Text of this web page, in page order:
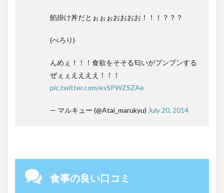
餡掛け丼だとぉぉぉおおおお！！！？？？
(ぺろり)
んめぇ！！！食欲をそそる匂いがプンプンする
ぜぇぇええええ！！！
pic.twitter.com/esSPWZSZAe
— マルキュー (@Atai_marukyu) July 20, 2014
食事の良い口コミ